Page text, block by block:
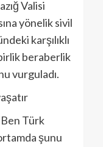
Valisi
yönelik sivil
karşılıklı
beraberlik
vurguladı.
Türk
şunu